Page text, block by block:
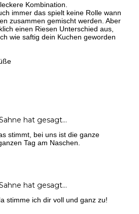
Kombination.
immer das spielt keine Rolle wann
zusammen gemischt werden. Aber
einen Riesen Unterschied aus,
wie saftig dein Kuchen geworden
hat gesagt…
stimmt, bei uns ist die ganze
Tag am Naschen.
hat gesagt…
stimme ich dir voll und ganz zu!